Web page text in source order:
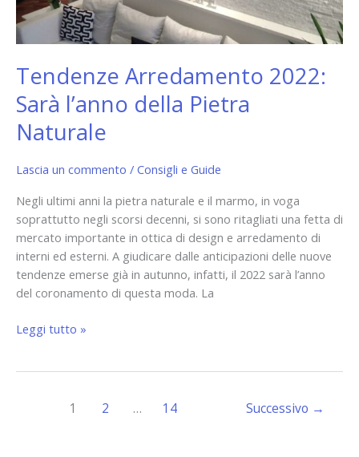
Tendenze Arredamento 2022:
Sarà l’anno della Pietra
Naturale
Lascia un commento / Consigli e Guide
Negli ultimi anni la pietra naturale e il marmo, in voga
soprattutto negli scorsi decenni, si sono ritagliati una fetta di
mercato importante in ottica di design e arredamento di
interni ed esterni. A giudicare dalle anticipazioni delle nuove
tendenze emerse già in autunno, infatti, il 2022 sarà l’anno
del coronamento di questa moda. La
Leggi tutto »
1 2 … 14 Successivo →